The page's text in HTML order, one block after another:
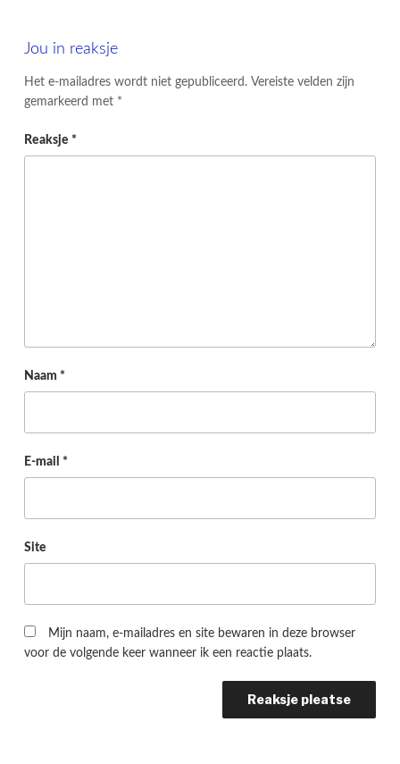
Jou in reaksje
Het e-mailadres wordt niet gepubliceerd. Vereiste velden zijn
gemarkeerd met *
Reaksje *
Naam *
E-mail *
Site
Mijn naam, e-mailadres en site bewaren in deze browser
voor de volgende keer wanneer ik een reactie plaats.